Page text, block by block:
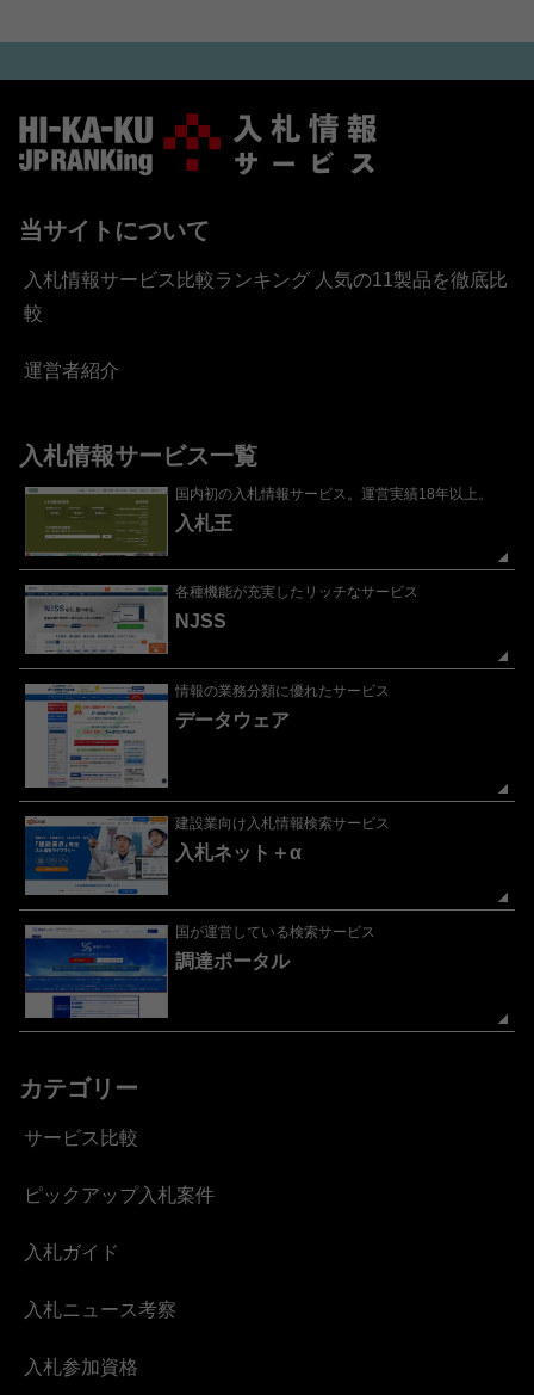
当サイトについて
入札情報サービス比較ランキング 人気の11製品を徹底比
較
運営者紹介
入札情報サービス一覧
国内初の入札情報サービス。運営実績18年以上。
入札王
各種機能が充実したリッチなサービス
NJSS
情報の業務分類に優れたサービス
データウェア
建設業向け入札情報検索サービス
入札ネット＋α
国が運営している検索サービス
調達ポータル
カテゴリー
サービス比較
ピックアップ入札案件
入札ガイド
入札ニュース考察
入札参加資格